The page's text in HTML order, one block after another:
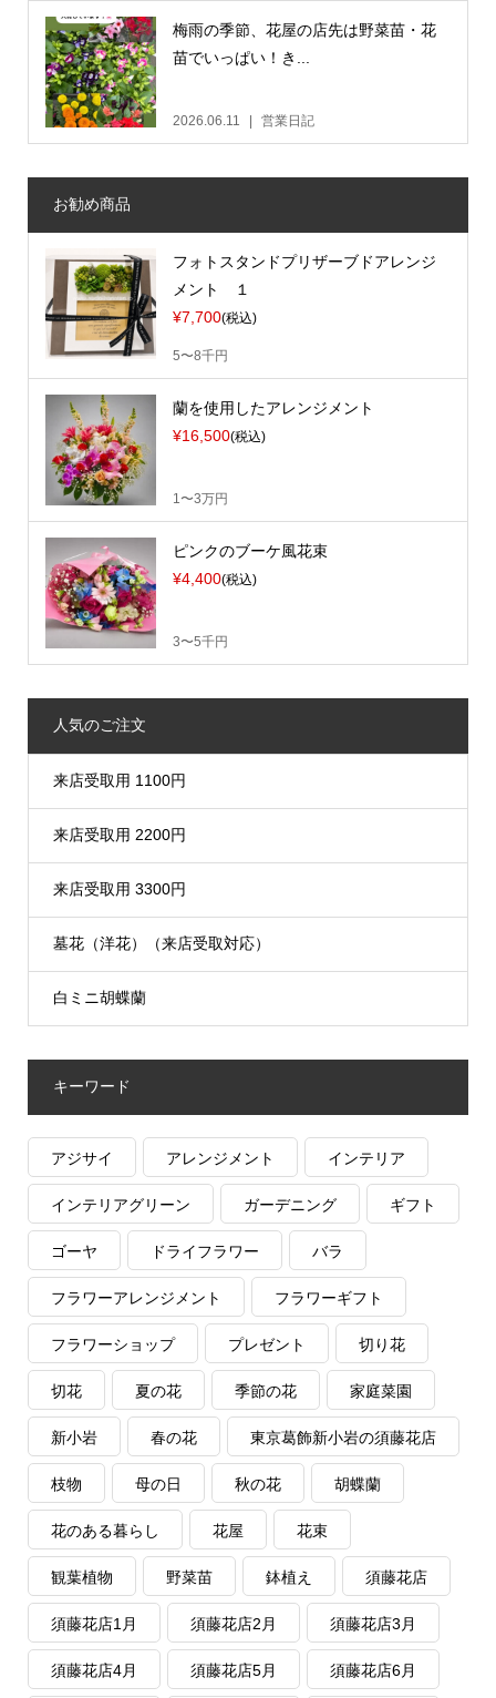
梅雨の季節、花屋の店先は野菜苗・花
苗でいっぱい！き...
2026.06.11 営業日記
お勧め商品
フォトスタンドプリザーブドアレンジ
メント １
¥7,700(税込)
5〜8千円
蘭を使用したアレンジメント
¥16,500(税込)
1〜3万円
ピンクのブーケ風花束
¥4,400(税込)
3〜5千円
人気のご注文
来店受取用 1100円
来店受取用 2200円
来店受取用 3300円
墓花（洋花）（来店受取対応）
白ミニ胡蝶蘭
キーワード
アジサイ アレンジメント インテリア
インテリアグリーン ガーデニング ギフト
ゴーヤ ドライフラワー バラ
フラワーアレンジメント フラワーギフト
フラワーショップ プレゼント 切り花
切花 夏の花 季節の花 家庭菜園
新小岩 春の花 東京葛飾新小岩の須藤花店
枝物 母の日 秋の花 胡蝶蘭
花のある暮らし 花屋 花束
観葉植物 野菜苗 鉢植え 須藤花店
須藤花店1月 須藤花店2月 須藤花店3月
須藤花店4月 須藤花店5月 須藤花店6月